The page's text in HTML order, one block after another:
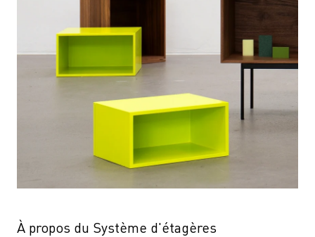
À propos du Système d'étagères